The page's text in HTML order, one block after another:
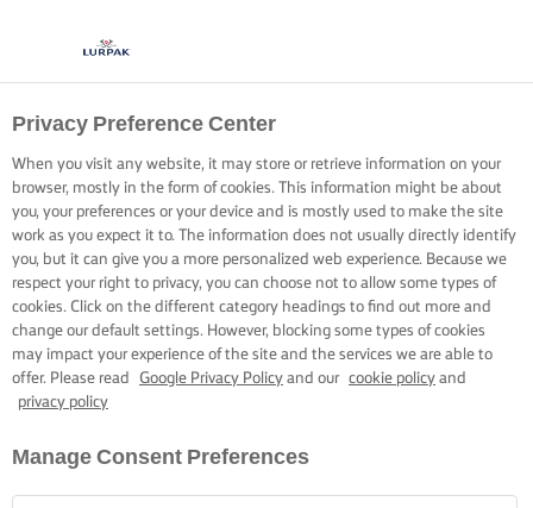
Privacy Preference Center
When you visit any website, it may store or retrieve information on your
browser, mostly in the form of cookies. This information might be about
you, your preferences or your device and is mostly used to make the site
work as you expect it to. The information does not usually directly identify
you, but it can give you a more personalized web experience. Because we
respect your right to privacy, you can choose not to allow some types of
cookies. Click on the different category headings to find out more and
change our default settings. However, blocking some types of cookies
may impact your experience of the site and the services we are able to
offer. Please read
Google Privacy Policy and our cookie policy and
privacy policy
Manage Consent Preferences